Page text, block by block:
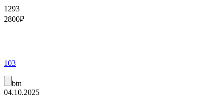
1293
2800₽
103
btn
04.10.2025